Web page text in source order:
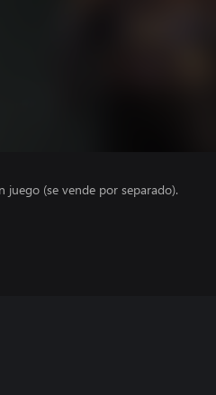
juego (se vende por separado).